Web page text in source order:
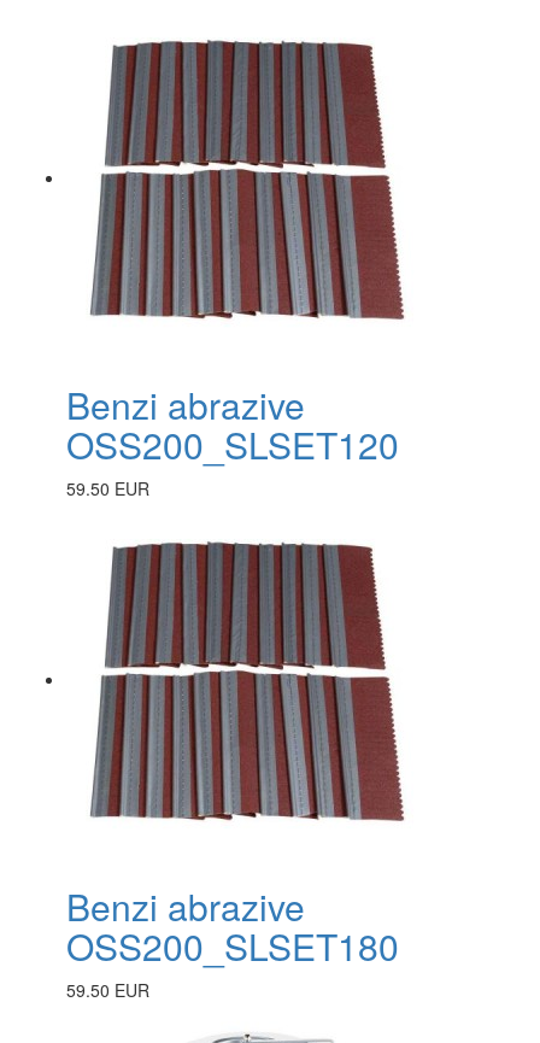
Benzi abrazive
OSS200_SLSET120
59.50 EUR
Benzi abrazive
OSS200_SLSET180
59.50 EUR